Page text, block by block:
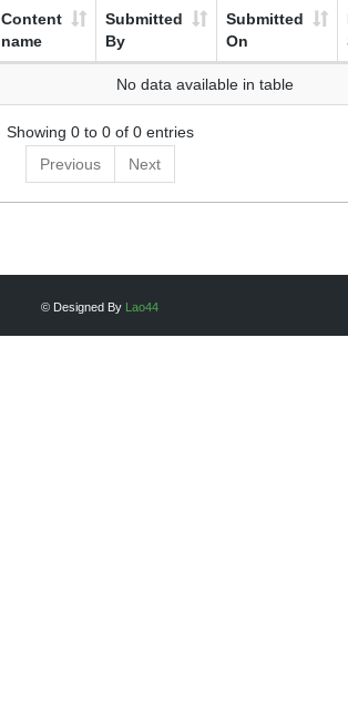
Content
name
Submitted
By
Submitted
On
No data available in table
Showing 0 to 0 of 0 entries
Previous
Next
© Designed By Lao44